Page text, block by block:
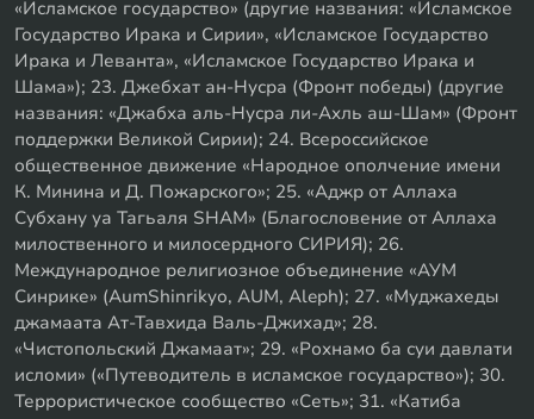
«Исламское государство» (другие названия: «Исламское
Государство Ирака и Сирии», «Исламское Государство
Ирака и Леванта», «Исламское Государство Ирака и
Шама»); 23. Джебхат ан-Нусра (Фронт победы) (другие
названия: «Джабха аль-Нусра ли-Ахль аш-Шам» (Фронт
поддержки Великой Сирии); 24. Всероссийское
общественное движение «Народное ополчение имени
К. Минина и Д. Пожарского»; 25. «Аджр от Аллаха
Субхану уа Тагьаля SHAM» (Благословение от Аллаха
милоственного и милосердного СИРИЯ); 26.
Международное религиозное объединение «АУМ
Синрике» (AumShinrikyo, AUM, Aleph); 27. «Муджахеды
джамаата Ат-Тавхида Валь-Джихад»; 28.
«Чистопольский Джамаат»; 29. «Рохнамо ба суи давлати
исломи» («Путеводитель в исламское государство»); 30.
Террористическое сообщество «Сеть»; 31. «Катиба